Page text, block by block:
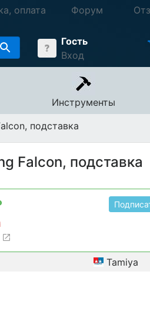
оплата Форум
Гость
Вход
Инструменты
подставка
Falcon, подставка
Tamiya